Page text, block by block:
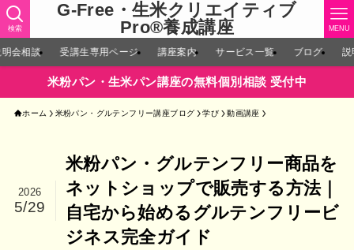
G-Free・生米クリエイティブ
Pro®︎養成講座
検索 MENU
明会相談 受講生専用ページ 講座案内 サービス一覧 ブログ 説
米粉パン・生米パン講座の無料個別相談 受付中
ホーム 米粉パン・グルテンフリー講座ブログ 学び 動画講座
米粉パン・グルテンフリー商品を
ネットショップで販売する方法｜
自宅から始めるグルテンフリービ
ジネス完全ガイド
2026
5/29